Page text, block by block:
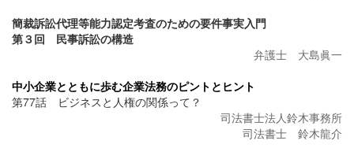
簡裁訴訟代理等能力認定考査のための要件事実入門
第３回 民事訴訟の構造
弁護士 大島眞一
中小企業とともに歩む企業法務のピントとヒント
第77話 ビジネスと人権の関係って？
司法書士法人鈴木事務所
司法書士 鈴木龍介